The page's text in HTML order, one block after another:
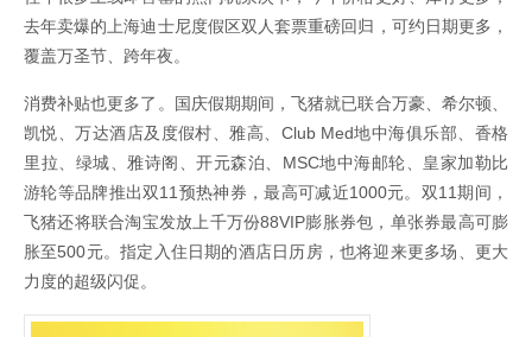
去年卖爆的上海迪士尼度假区双人套票重磅回归，可约日期更多，
覆盖万圣节、跨年夜。
消费补贴也更多了。国庆假期期间，飞猪就已联合万豪、希尔顿、
凯悦、万达酒店及度假村、雅高、Club Med地中海俱乐部、香格
里拉、绿城、雅诗阁、开元森泊、MSC地中海邮轮、皇家加勒比
游轮等品牌推出双11预热神券，最高可减近1000元。双11期间，
飞猪还将联合淘宝发放上千万份88VIP膨胀券包，单张券最高可膨
胀至500元。指定入住日期的酒店日历房，也将迎来更多场、更大
力度的超级闪促。